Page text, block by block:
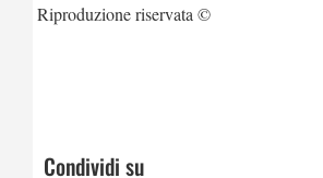
Riproduzione riservata ©
Condividi su